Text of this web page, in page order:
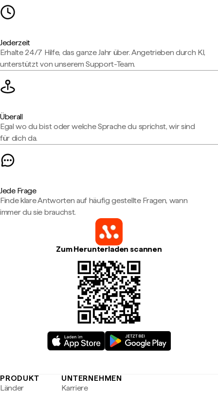
Jederzeit
Erhalte 24/7 Hilfe, das ganze Jahr über. Angetrieben durch KI,
unterstützt von unserem Support-Team.
Überall
Egal wo du bist oder welche Sprache du sprichst, wir sind
für dich da.
Jede Frage
Finde klare Antworten auf häufig gestellte Fragen, wann
immer du sie brauchst.
Zum Herunterladen scannen
PRODUKT
Länder
UNTERNEHMEN
Karriere